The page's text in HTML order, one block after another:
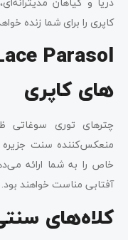
کاپری را برای شما زنده
های کاپری
چترهای توری سوغاتی
منعکس‌کننده سنت جزیره
خاص را به شما ارائه
آفتابی مناست خواهند بود.
کلاه‌های